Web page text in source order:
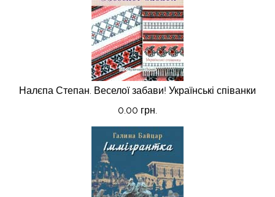
Налєпа Степан. Веселої забави! Українські співанки
0.00 грн.